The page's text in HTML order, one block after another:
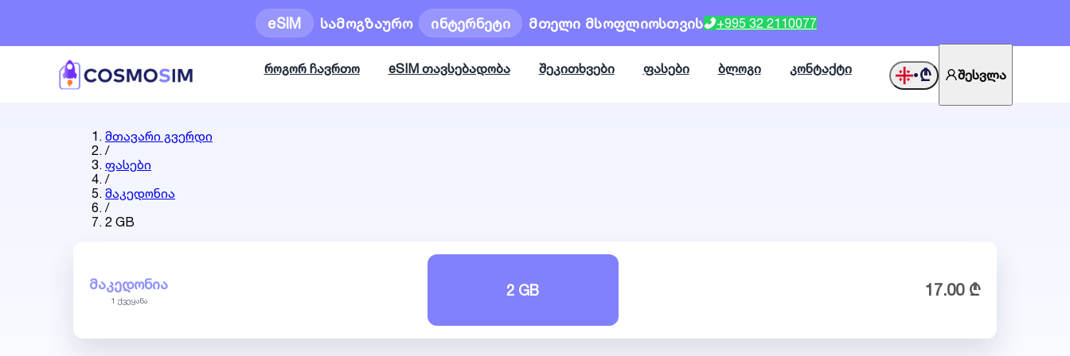
eSIM სამოგზაურო ინტერნეტი მთელი მსოფლიოსთვის +995 32 2110077
როგორ ჩავრთო eSIM თავსებადობა შეკითხვები ფასები ბლოგი კონტაქტი •₾ შესვლა
მთავარი გვერდი
/
ფასები
/
მაკედონია
/
2 GB
ᲛᲐᲙᲔᲓᲝᲜᲘᲐ
1 ქვეყანა
2 GB 17.00 ₾